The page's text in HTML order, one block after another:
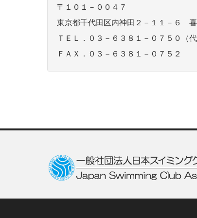
〒１０１－００４７
東京都千代田区内神田２－１１－６ 喜
ＴＥＬ．０３－６３８１－０７５０（代
ＦＡＸ．０３－６３８１－０７５２